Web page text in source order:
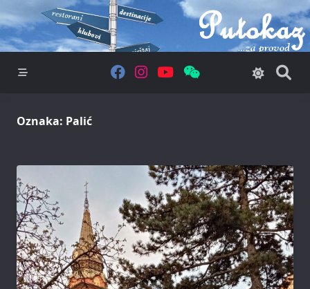
to
content
Oznaka: Palić